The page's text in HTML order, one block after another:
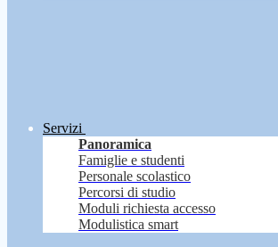
Servizi
Panoramica
Famiglie e studenti
Personale scolastico
Percorsi di studio
Moduli richiesta accesso
Modulistica smart